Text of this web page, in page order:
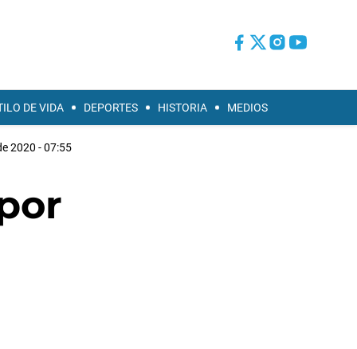
DE VIDA DEPORTES HISTORIA MEDIOS
2020 - 07:55